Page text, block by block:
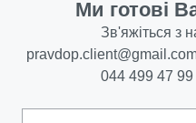
Ми готові
Зв'яжіться з
044 499 47 99